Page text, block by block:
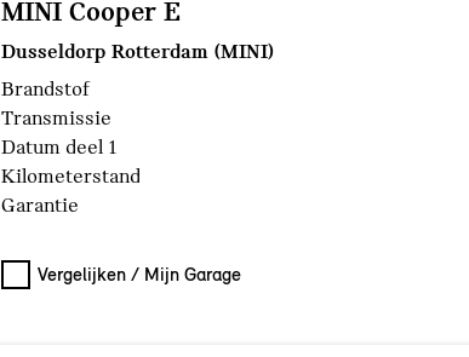
MINI Cooper E
Dusseldorp Rotterdam (MINI)
Brandstof
Transmissie
Datum deel 1
Kilometerstand
Garantie
Vergelijken / Mijn Garage